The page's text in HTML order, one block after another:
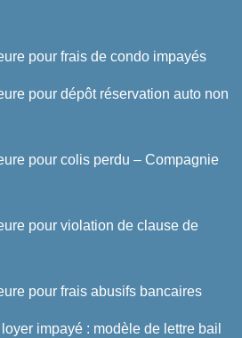
pour frais de condo impayés
pour dépôt réservation auto non
pour colis perdu – Compagnie
pour violation de clause de
pour frais abusifs bancaires
impayé : modèle de lettre bail